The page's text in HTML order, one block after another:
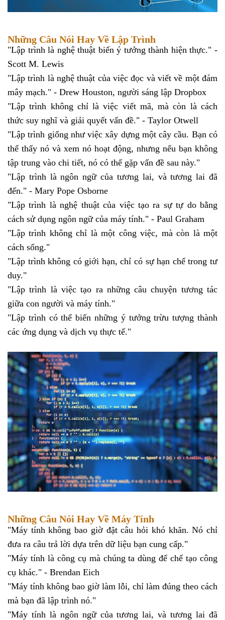
Những Câu Nói Hay Về Lập Trình
"Lập trình là nghệ thuật biến ý tưởng thành hiện thực." -
Scott M. Lewis
"Lập trình là nghệ thuật của việc đọc và viết về một đám
mây mạch." - Drew Houston, người sáng lập Dropbox
"Lập trình không chỉ là việc viết mã, mà còn là cách
thức suy nghĩ và giải quyết vấn đề." - Taylor Otwell
"Lập trình giống như việc xây dựng một cây cầu. Bạn có
thể thấy nó và xem nó hoạt động, nhưng nếu bạn không
tập trung vào chi tiết, nó có thể gặp vấn đề sau này."
"Lập trình là ngôn ngữ của tương lai, và tương lai đã
đến." - Mary Pope Osborne
"Lập trình là nghệ thuật của việc tạo ra sự tự do bằng
cách sử dụng ngôn ngữ của máy tính." - Paul Graham
"Lập trình không chỉ là một công việc, mà còn là một
cách sống."
"Lập trình không có giới hạn, chỉ có sự hạn chế trong tư
duy."
"Lập trình là việc tạo ra những câu chuyện tương tác
giữa con người và máy tính."
"Lập trình có thể biến những ý tưởng trừu tượng thành
các ứng dụng và dịch vụ thực tế."
Những Câu Nói Hay Về Máy Tính
"Máy tính không bao giờ đặt câu hỏi khó khăn. Nó chỉ
đưa ra câu trả lời dựa trên dữ liệu bạn cung cấp."
"Máy tính là công cụ mà chúng ta dùng để chế tạo công
cụ khác." - Brendan Eich
"Máy tính không bao giờ làm lỗi, chỉ làm đúng theo cách
mà bạn đã lập trình nó."
"Máy tính là ngôn ngữ của tương lai, và tương lai đã